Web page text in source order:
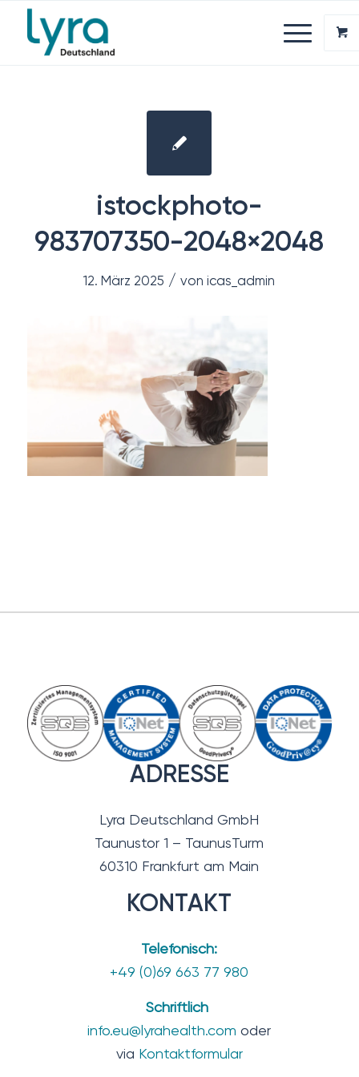
istockphoto-
983707350-2048×2048
12. März 2025 / vonicas_admin
ADRESSE
Lyra Deutschland GmbH
Taunustor 1 – TaunusTurm
60310 Frankfurt am Main
KONTAKT
Telefonisch:
+49 (0)69 663 77 980
Schriftlich
info.eu@lyrahealth.com oder
via Kontaktformular